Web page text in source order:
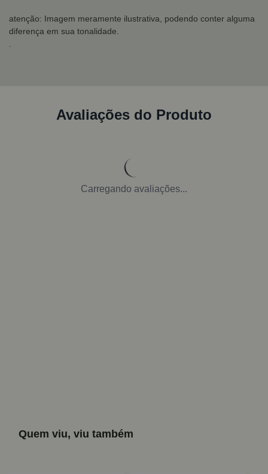
atenção: Imagem meramente ilustrativa, podendo conter alguma
diferença em sua tonalidade.
Avaliações do Produto
Carregando avaliações...
Quem viu, viu também